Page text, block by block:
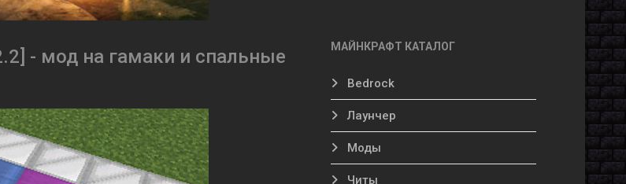
- мод на гамаки и спальные
МАЙНКРАФТ КАТАЛОГ
Bedrock
Лаунчер
Моды
Читы